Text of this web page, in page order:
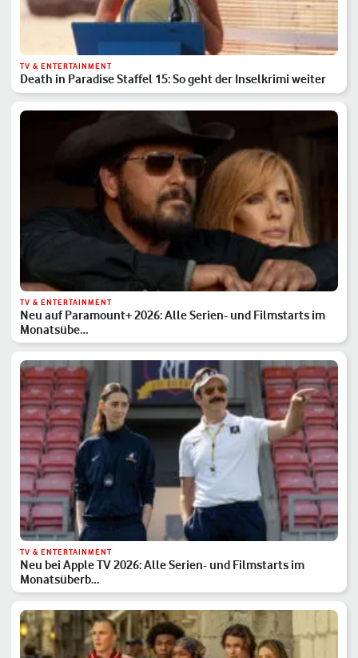
TV & ENTERTAINMENT
Death in Paradise Staffel 15: So geht der Inselkrimi weiter
TV & ENTERTAINMENT
Neu auf Paramount+ 2026: Alle Serien- und Filmstarts im
Monatsübe…
TV & ENTERTAINMENT
Neu bei Apple TV 2026: Alle Serien- und Filmstarts im
Monatsüberb…